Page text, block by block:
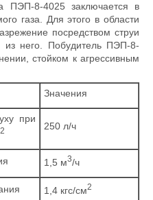
ПЭП-8-4025 заключается в
газа. Для этого в области
посредством струи
из него. Побудитель ПЭП-8-
стойком к агрессивным
Значения
при
2 250 л/ч
1,5 м3/ч
1,4 кгс/см2